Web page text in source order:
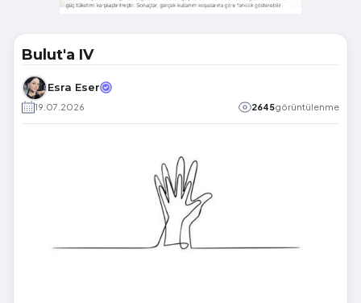
Bulut'a IV
Esra Eser
19.07.2026 2645görüntülenme